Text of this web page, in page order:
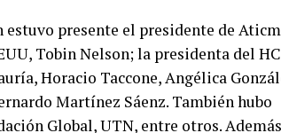
presente el presidente de
Tobin Nelson; la presidenta del
Horacio Taccone, Angélica
Martínez Sáenz. También hubo
Global, UTN, entre otros.